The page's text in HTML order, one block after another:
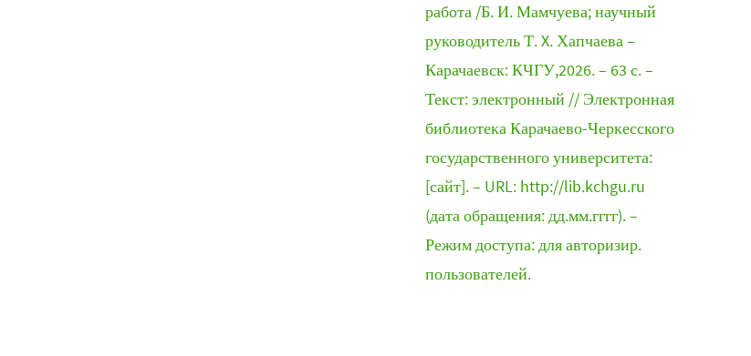
работа /Б. И. Мамчуева; научный
руководитель Т. X. Хапчаева –
Карачаевск: КЧГУ,2026. – 63 с. –
Текст: электронный // Электронная
библиотека Карачаево-Черкесского
государственного университета:
[сайт]. – URL: http://lib.kchgu.ru
(дата обращения: дд.мм.гггг). –
Режим доступа: для авторизир.
пользователей.